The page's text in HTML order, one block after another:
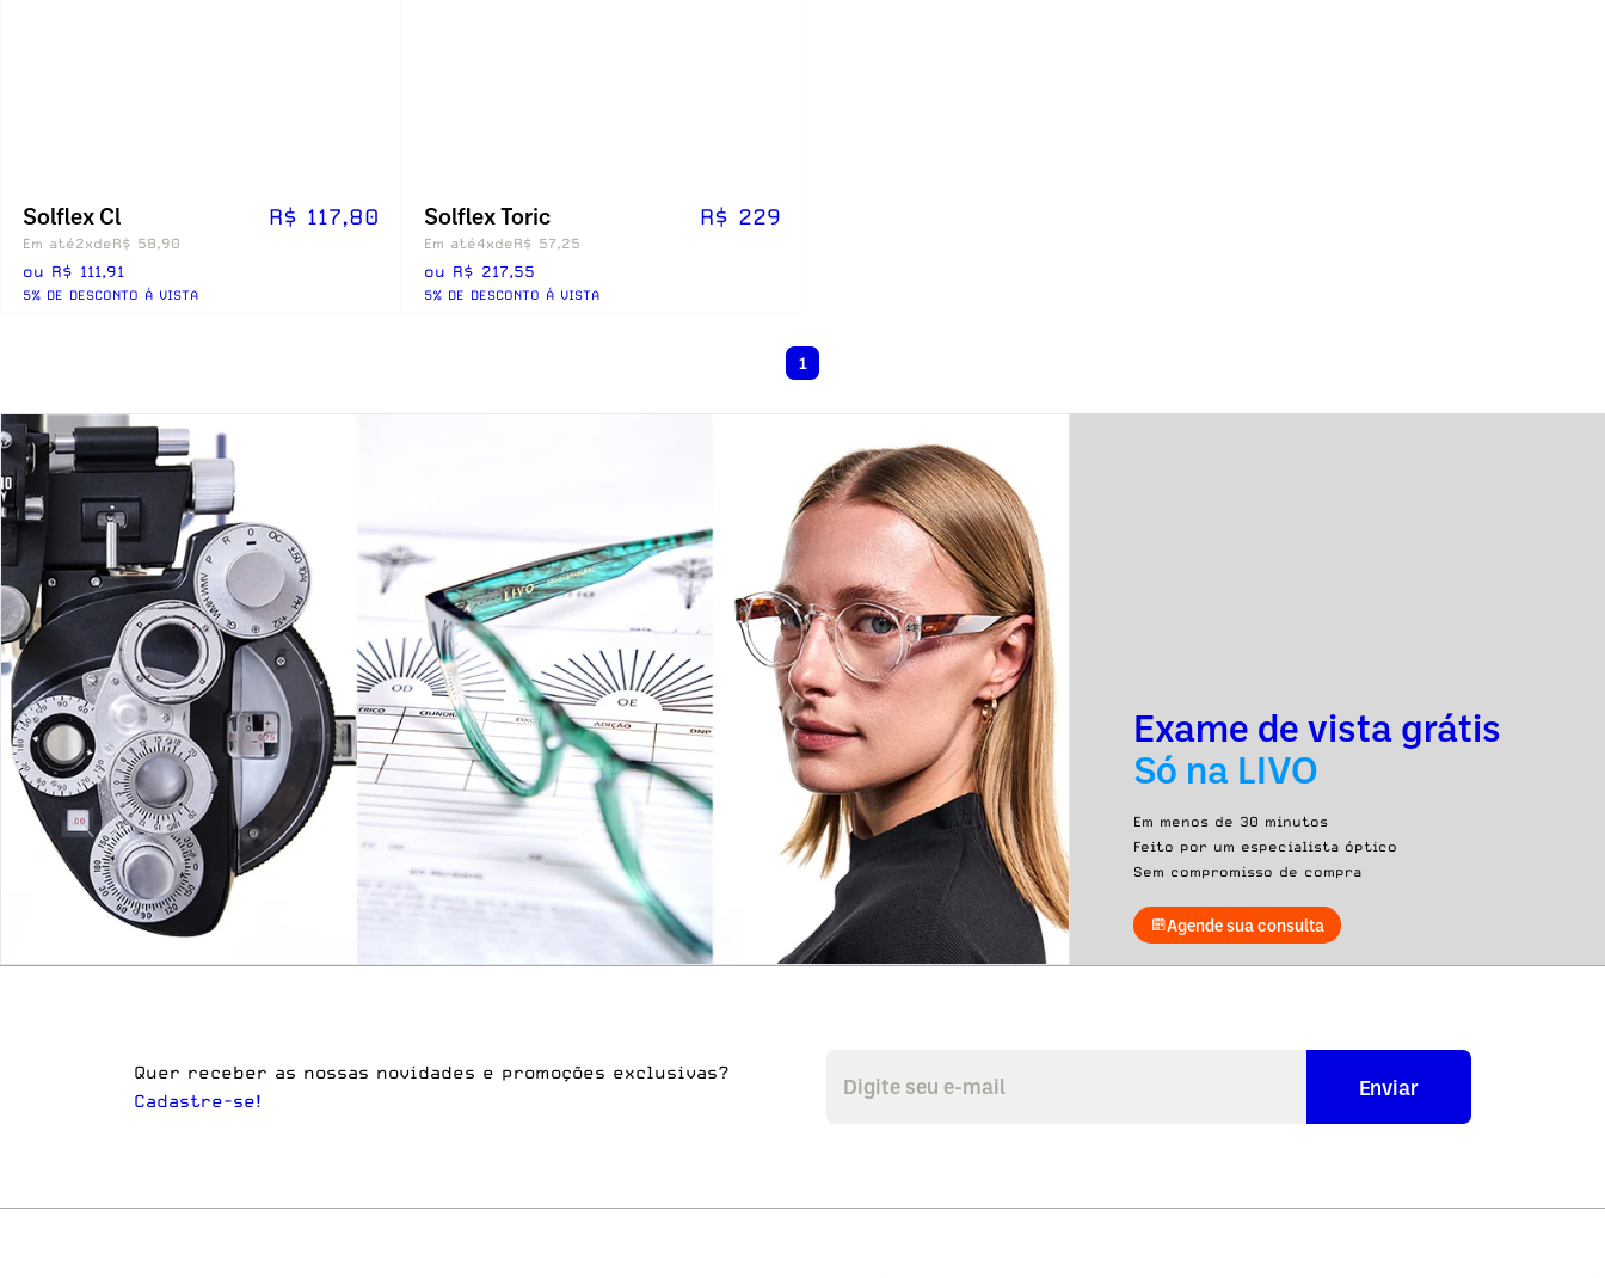
Solflex Cl R$ 117,80
Em até2xdeR$ 58,90
ou R$ 111,91
5% DE DESCONTO Á VISTA
Solflex Toric R$ 229
Em até4xdeR$ 57,25
ou R$ 217,55
5% DE DESCONTO Á VISTA
1
Exame de vista grátis
Só na LIVO
Em menos de 30 minutos
Feito por um especialista óptico
Sem compromisso de compra
Agende sua consulta
Quer receber as nossas novidades e promoções exclusivas?
Cadastre-se!
Enviar